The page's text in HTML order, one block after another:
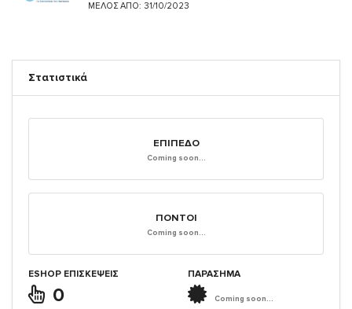
ΜΈΛΟΣ ΑΠΌ: 31/10/2023
Στατιστικά
ΕΠΊΠΕΔΟ
Coming soon...
ΠΌΝΤΟΙ
Coming soon...
ESHOP ΕΠΙΣΚΈΨΕΙΣ
0
ΠΑΡΑΣΗΜΑ
Coming soon...